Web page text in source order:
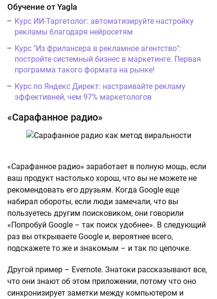
Обучение от Yagla
Курс ИИ-Таргетолог: автоматизируйте настройку
рекламы благодаря нейросетям
Курс "Из фрилансера в рекламное агентство":
постройте системный бизнес в маркетинге. Первая
программа такого формата на рынке!
Курс по Яндекс Директ: настраивайте рекламу
эффективней, чем 97% маркетологов
«Сарафанное радио»
«Сарафанное радио» заработает в полную мощь, если
ваш продукт настолько хорош, что вы не можете не
рекомендовать его друзьям. Когда Google еще
набирал обороты, если люди замечали, что вы
пользуетесь другим поисковиком, они говорили
«Попробуй Google – так поиск удобнее». В следующий
раз вы открываете Google и, вероятнее всего,
подскажете то же и знакомым – и так по цепочке.
Другой пример – Evernote. Знатоки рассказывают все,
что они знают об этом приложении, потому что оно
синхронизирует заметки между компьютером и